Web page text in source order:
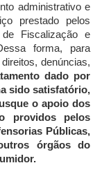
administrativo e
prestado pelos
Fiscalização e
forma, para
denúncias,
dado por
sido satisfatório,
o apoio dos
providos pelos
Públicas,
órgãos do